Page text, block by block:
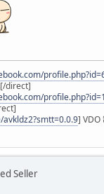
direct]
]
Seller